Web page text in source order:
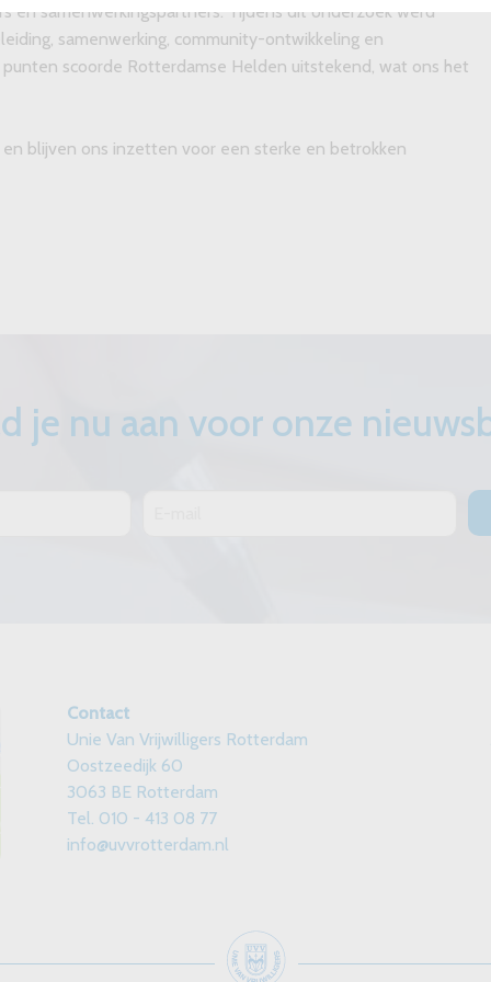
en samenwerkingspartners. Tijdens dit onderzoek werd
samenwerking, community-ontwikkeling en
scoorde Rotterdamse Helden uitstekend, wat ons het
blijven ons inzetten voor een sterke en betrokken
je nu aan voor onze
Contact
Unie Van Vrijwilligers Rotterdam
Oostzeedijk 60
3063 BE Rotterdam
Tel. 010 - 413 08 77
info@uvvrotterdam.nl